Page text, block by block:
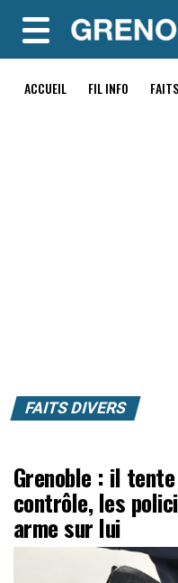
MENU
ACCUEIL FIL INFO
FAITS DIVERS
Grenoble : il tente
contrôle, les
arme sur lui